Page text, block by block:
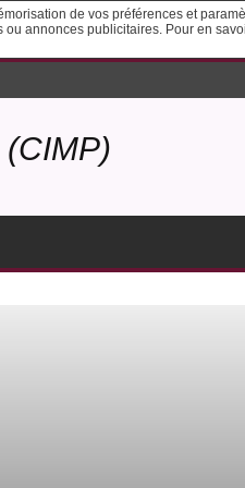
de vos préférences et
annonces publicitaires. Pour en